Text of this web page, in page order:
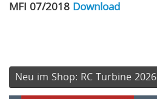
MFI 07/2018 Download
Neu im Shop: RC Turbine 2026